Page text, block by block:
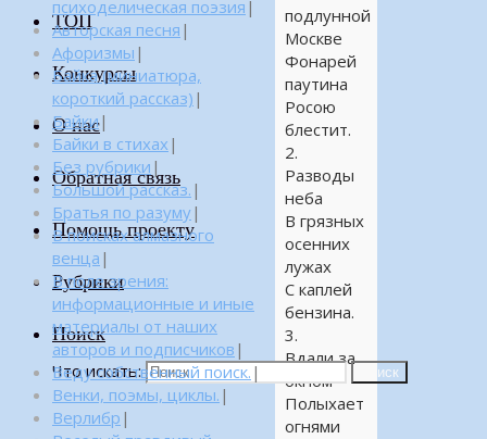
ТОП
Конкурсы
О нас
Обратная связь
Помощь проекту
Рубрики
Поиск
Что искать: Поиск
подлунной
Москве
Фонарей
паутина
Росою
блестит.
2.
Разводы
неба
В грязных
осенних
лужах
С каплей
бензина.
3.
Вдали за
окном
Полыхает
огнями
психоделическая поэзия |
Авторская песня |
Афоризмы |
Байка (миниатюра,
короткий рассказ) |
Байки|
Байки в стихах |
Без рубрики |
Большой рассказ. |
Братья по разуму|
В поисках алмазного
венца |
В поле зрения:
информационные и иные
материалы от наших
авторов и подписчиков |
Веду собственный поиск. |
Венки, поэмы, циклы. |
Верлибр |